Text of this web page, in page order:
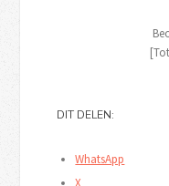
DIT DELEN:
WhatsApp
X